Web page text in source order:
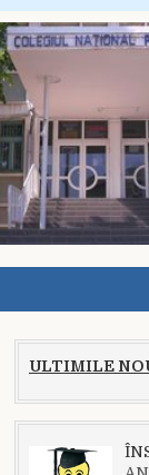
ULTIMILE